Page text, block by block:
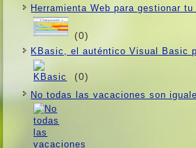
Herramienta Web para gestionar
(0)
KBasic, el auténtico Visual Basic
(0)
No todas las vacaciones son